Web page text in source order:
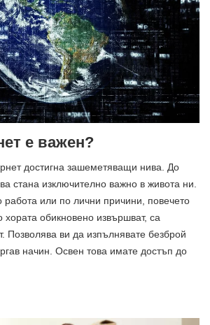
е важен?
достигна зашеметяващи нива. До
стана изключително важно в живота ни.
или по лични причини, повечето
хората обикновено извършват, са
Позволява ви да изпълнявате безброй
начин. Освен това имате достъп до